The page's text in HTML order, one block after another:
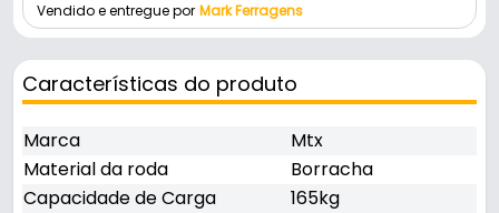
Vendido e entregue por Mark Ferragens
Características do produto
Marca
Mtx
Material da roda
Borracha
Capacidade de Carga
165kg